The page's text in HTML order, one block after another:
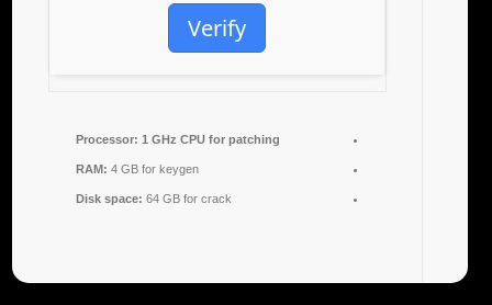
Verify
Processor: 1 GHz CPU for patching
RAM: 4 GB for keygen
Disk space: 64 GB for crack